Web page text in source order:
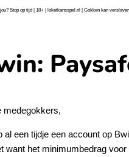
Stop op tijd | 18+ | loketkansspel.nl | Gokken kan
medegokkers,
al een tijdje een account op
want het minimumbedrag